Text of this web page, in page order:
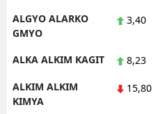
ALGYO ALARKO
GMYO
3,40
ALKA ALKIM KAGIT 8,23
ALKIM ALKIM
KIMYA
15,80